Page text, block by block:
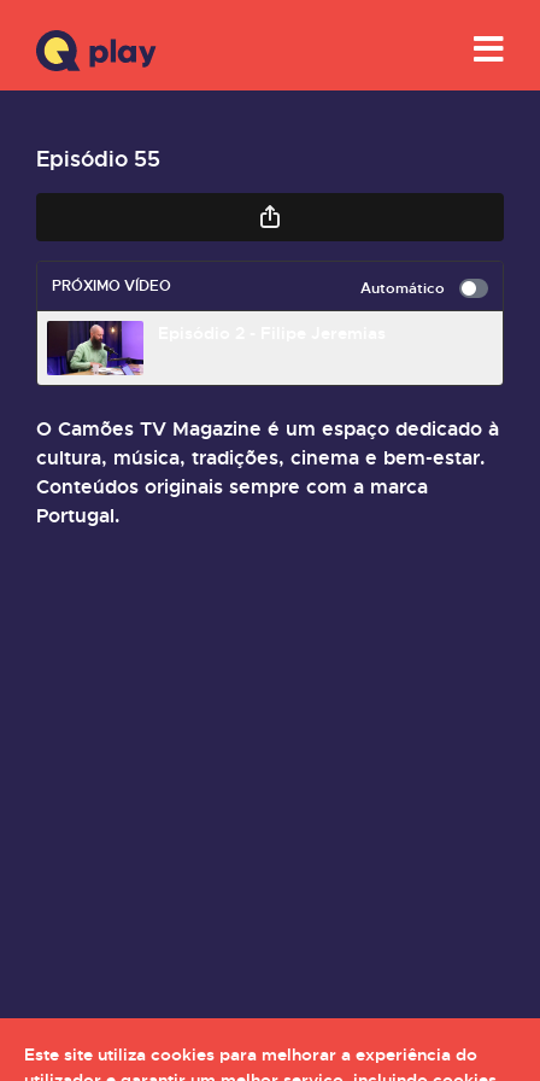
Episódio 55
PRÓXIMO VÍDEO Automático
O Camões TV Magazine é um espaço dedicado à
cultura, música, tradições, cinema e bem-estar.
Conteúdos originais sempre com a marca
Portugal.
Este site utiliza cookies para melhorar a experiência do